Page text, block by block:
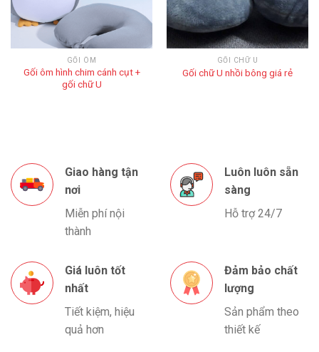
GỐI ÔM
Gối ôm hình chim cánh cụt +
gối chữ U
GỐI CHỮ U
Gối chữ U nhồi bông giá rẻ
Giao hàng tận
nơi
Miễn phí nội
thành
Luôn luôn sẵn
sàng
Hỗ trợ 24/7
Giá luôn tốt
nhất
Tiết kiệm, hiệu
quả hơn
Đảm bảo chất
lượng
Sản phẩm theo
thiết kế